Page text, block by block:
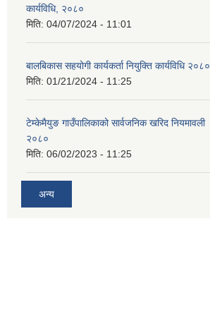
कार्यविधि, २०८०
मिति: 04/07/2024 - 11:01
बालबिकास सहयोगी कार्यकर्ता नियुक्ति कार्यविधि २०८०
मिति: 01/21/2024 - 11:25
टेम्केमैयुङ गाउँपालिकाको सार्वजनिक खरिद नियमावली
२०८०
मिति: 06/02/2023 - 11:25
अन्य